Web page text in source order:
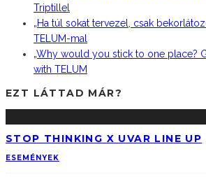
Triptillel
„Ha túl sokat tervezel, csak
TELUM-mal
„Why would you stick to one place?
with TELUM
EZT LÁTTAD MÁR?
STOP THINKING X UVAR LINE UP
ESEMÉNYEK